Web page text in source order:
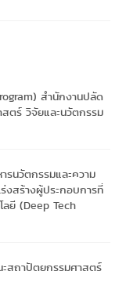
สำนักงานปลัด
ตร์ วิจัยและนวัตกรรม
นวัตกรรมและความ
งสร้างผู้ประกอบการที่
ลยี (Deep Tech
สถาปัตยกรรมศาสตร์